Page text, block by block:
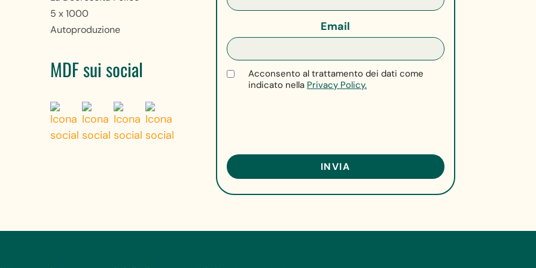
5 x 1000
Autoproduzione
MDF sui social
Email
Acconsento al trattamento dei dati come
indicato nella Privacy Policy.